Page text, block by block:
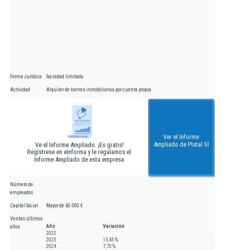
Forma Jurídica Sociedad limitada
Actividad Alquiler de bienes inmobiliarios por cuenta propia
Ve el Informe Ampliado. ¡Es gratis!
Regístrese en eInforma y le regalamos el
Informe Ampliado de esta empresa
Ver el Informe
Ampliado de Pistal Sl
Número de
empleados
Capital Social Mayor de 60.000 €
Ventas últimos
años
Año
Variación
2022
2023
15,43 %
2024
7,73 %